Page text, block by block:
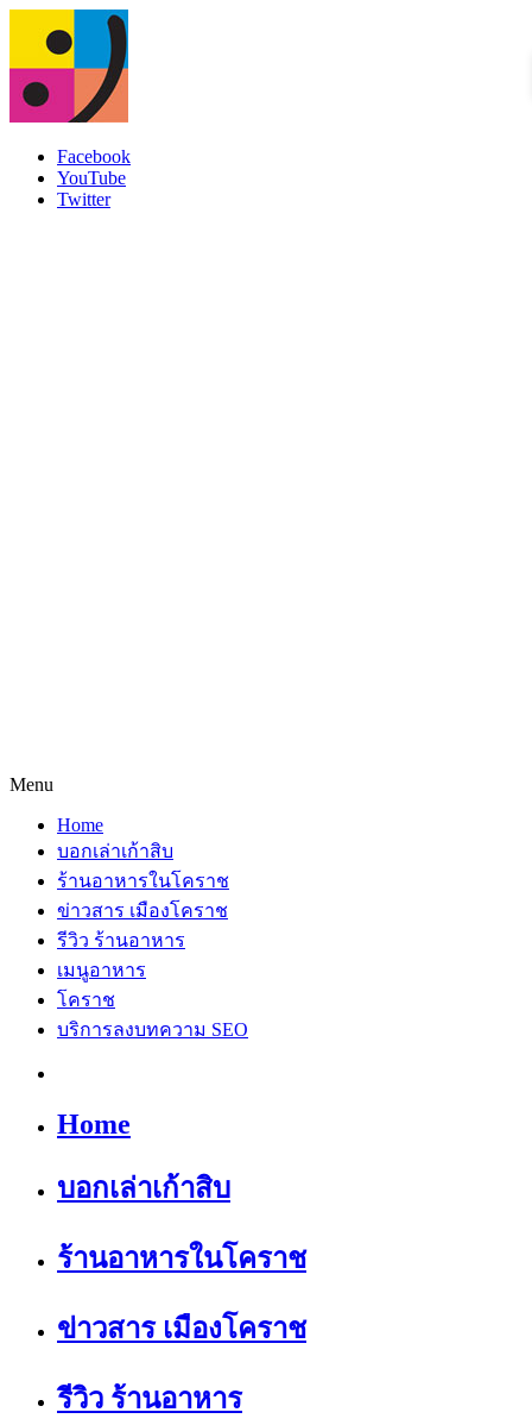
Facebook
YouTube
Twitter
Menu
Home
บอกเล่าเก้าสิบ
ร้านอาหารในโคราช
ข่าวสาร เมืองโคราช
รีวิว ร้านอาหาร
เมนูอาหาร
โคราช
บริการลงบทความ SEO
Home
บอกเล่าเก้าสิบ
ร้านอาหารในโคราช
ข่าวสาร เมืองโคราช
รีวิว ร้านอาหาร